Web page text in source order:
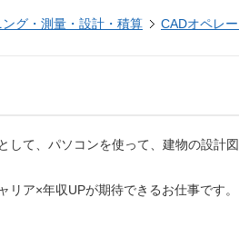
ング・測量・設計・積算 CADオペレー
して、パソコンを使って、建物の設計
リア×年収UPが期待できるお仕事です。